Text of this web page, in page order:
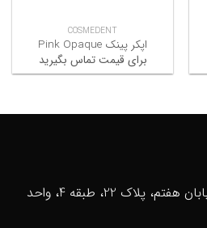
COSMEDENT
اپکر پینک Pink Opaque
برای قیمت تماس بگیرید
تهران، ولنجک، نبش خیابان هفتم، پلاک 22، طبقه 4، واحد